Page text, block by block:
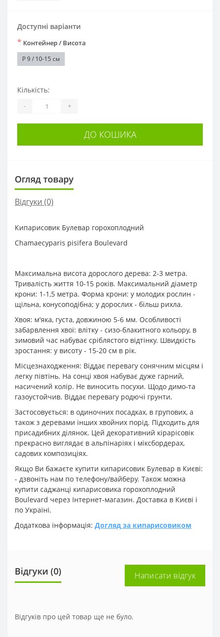
Доступні варіанти
* Контейнер / Висота
P 9 / 10-15 см
Кількість:
- +
ДО КОШИКА
Огляд товару
Відгуки (0)
Кипарисовик Булевар горохоплодний
Chamaecyparis pisifera Boulevard
Максимальна висота дорослого дерева: 2-3 метра.
Тривалість життя 10-15 років. Максимальний діаметр
крони: 1-1,5 метра. Форма крони: у молодих рослин -
щільна, конусоподібна; у дорослих - більш рихла.
Хвоя: м'яка, густа, довжиною 5-6 мм. Особливості
забарвлення хвої: влітку - сизо-блакитного кольору, в
зимовий час набуває сріблястого відтінку. Швидкість
зростання: у висоту - 15-20 см в рік.
Місцезнаходження: Віддає перевагу сонячним місцям і
легку півтінь. На сонці хвоя набуває дуже гарний,
насичений колір. Не виносить посухи. Щодо димо-та
газоустойчив. Віддає перевагу родючі грунти.
Застосовується: в одиночних посадках, в групових, а
також з деревами інших хвойних порід. Підходить для
присадибних ділянок. Цей декоративний кірарісовік
прекрасно виглядає в альпінаріях і міксбордерах,
садових композиціях.
Якщо Ви бажаєте купити кипарисовик Булевар в Києві:
- дзвоніть нам по телефону/вайберу. Також можна
купити саджанці кипарисовика горохоплодний
Boulevard через Інтернет-магазин. Доставка в Києві і
по Україні.
Додаткова інформація: Догляд за кипарисовиком
Відгуки (0) Написати відгук
Відгуків про цей товар ще не було.